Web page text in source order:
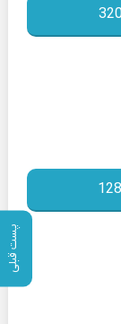
پست قبلی